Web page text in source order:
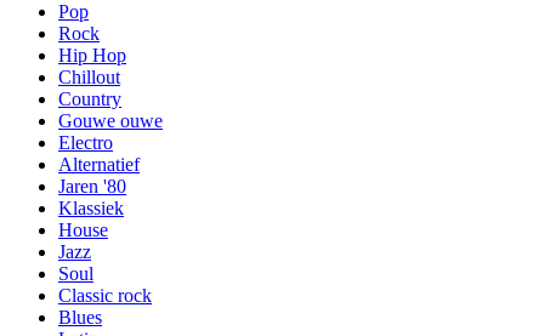
Pop
Rock
Hip Hop
Chillout
Country
Gouwe ouwe
Electro
Alternatief
Jaren '80
Klassiek
House
Jazz
Soul
Classic rock
Blues